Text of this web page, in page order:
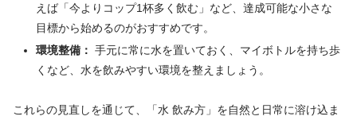
えば「今よりコップ1杯多く飲む」など、達成可能な小さな
目標から始めるのがおすすめです。
環境整備： 手元に常に水を置いておく、マイボトルを持ち歩
くなど、水を飲みやすい環境を整えましょう。
これらの見直しを通じて、「水 飲み方」を自然と日常に溶け込ま